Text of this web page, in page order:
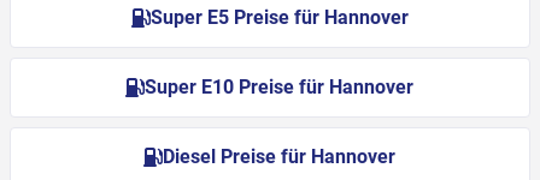
Super E5 Preise für Hannover
Super E10 Preise für Hannover
Diesel Preise für Hannover